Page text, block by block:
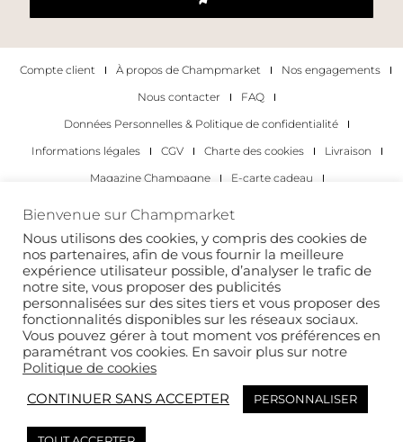
Compte client À propos de Champmarket
Nos engagements
Nous contacter
FAQ
Données Personnelles & Politique de confidentialité
Informations légales
CGV Charte des cookies
Livraison
Magazine Champagne
E-carte cadeau
Les occasions pour déguster du champagne
Pour les particuliers
Pour les entreprises
Copyright 2022 © tous droits réservés. Champmarket.
Bienvenue sur Champmarket
Nous utilisons des cookies, y compris des cookies de
nos partenaires, afin de vous fournir la meilleure
expérience utilisateur possible, d’analyser le trafic de
notre site, vous proposer des publicités
personnalisées sur des sites tiers et vous proposer des
fonctionnalités disponibles sur les réseaux sociaux.
Vous pouvez gérer à tout moment vos préférences en
paramétrant vos cookies. En savoir plus sur notre
Politique de cookies
CONTINUER SANS ACCEPTER
PERSONNALISER